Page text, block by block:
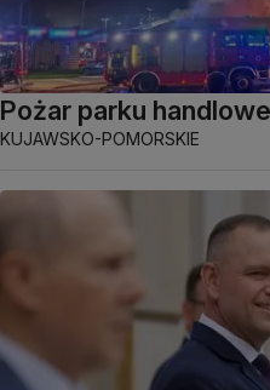
Pożar parku
KUJAWSKO-POMORSKIE